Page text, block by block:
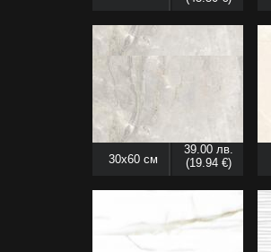
30x60 см
39.00 лв.
(19.94 €)